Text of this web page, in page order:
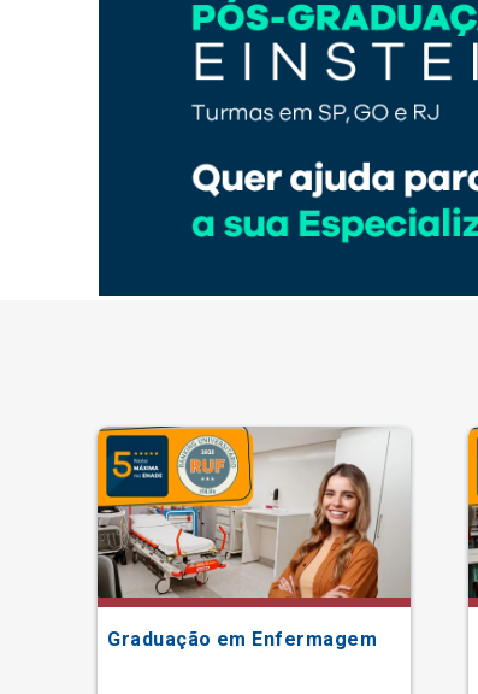
Graduação em Enfermagem